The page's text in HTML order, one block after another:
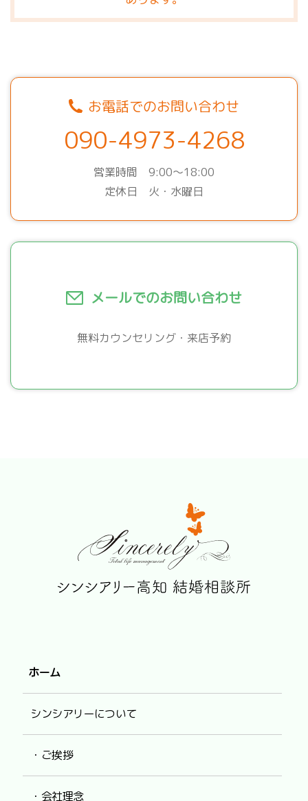
お電話でのお問い合わせ
090-4973-4268
営業時間 9:00～18:00
定休日 火・水曜日
メールでのお問い合わせ
無料カウンセリング・来店予約
ホーム
シンシアリーについて
・ご挨拶
・会社理念